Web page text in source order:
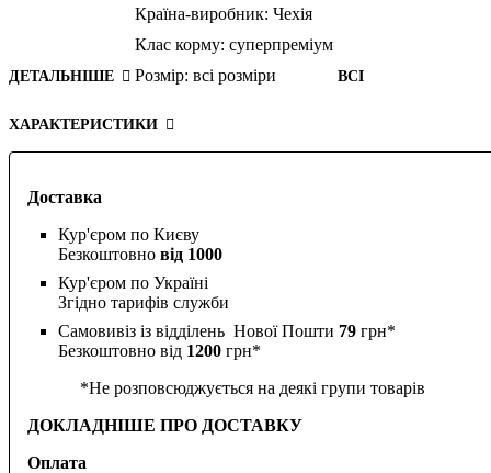
Доставка
Кур'єром по Києву
Безкоштовно від 1000
Кур'єром по Україні
Згідно тарифів служби
Самовивіз із відділень Нової Пошти 79 грн*
Безкоштовно від 1200 грн*
*Не розповсюджується на деякі групи товарів
ДОКЛАДНІШЕ ПРО ДОСТАВКУ
Оплата
ДЕТАЛЬНІШЕ
Країна-виробник: Чехія
Клас корму: суперпреміум
Розмір: всі розміри ВСІ
ХАРАКТЕРИСТИКИ